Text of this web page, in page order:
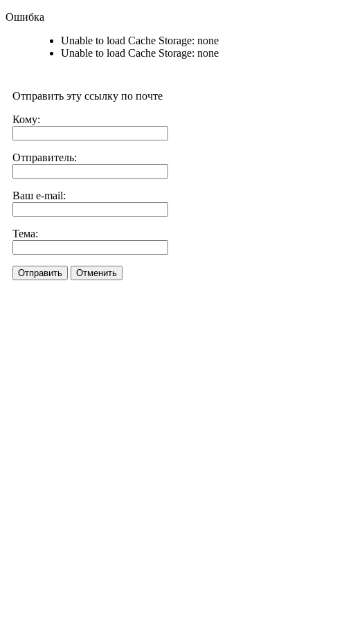
Ошибка
Unable to load Cache Storage: none
Unable to load Cache Storage: none
Отправить эту ссылку по почте
Кому:
Отправитель:
Ваш e-mail:
Тема:
Отправить Отменить